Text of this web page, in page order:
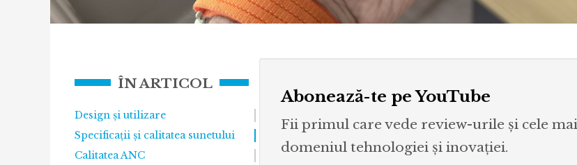
ÎN ARTICOL
Design și utilizare
Specificații și calitatea sunetului
Calitatea ANC
Abonează-te pe YouTube
Fii primul care vede review-urile și cele
domeniul tehnologiei și inovației.